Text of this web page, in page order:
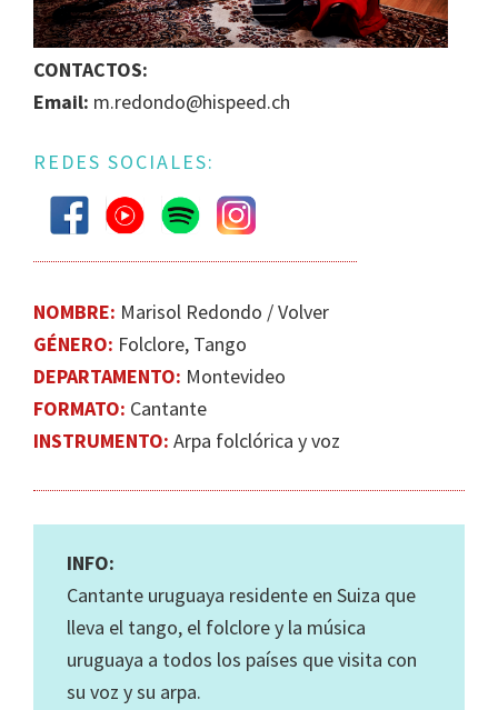
IGUALDAD
DE
GÉNERO
EN
ESCENA
MUSICAL
URUGUAYA
CONTACTOS:
Email: m.redondo@hispeed.ch
REDES SOCIALES:
NOMBRE: Marisol Redondo / Volver
GÉNERO: Folclore, Tango
DEPARTAMENTO: Montevideo
FORMATO: Cantante
INSTRUMENTO: Arpa folclórica y voz
INFO:
Cantante uruguaya residente en Suiza que
lleva el tango, el folclore y la música
uruguaya a todos los países que visita con
su voz y su arpa.